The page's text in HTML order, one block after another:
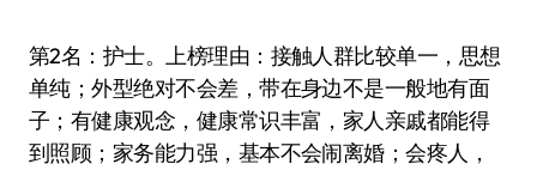
第2名：护士。上榜理由：接触人群比较单一，思想
单纯；外型绝对不会差，带在身边不是一般地有面
子；有健康观念，健康常识丰富，家人亲戚都能得
到照顾；家务能力强，基本不会闹离婚；会疼人，